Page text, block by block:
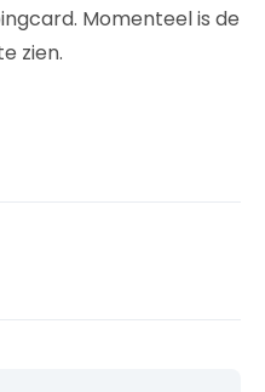
Momenteel is de
zien.